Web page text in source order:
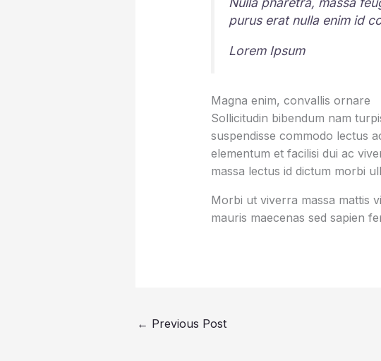
purus erat nulla enim id
Lorem Ipsum
Magna enim, convallis ornare
Sollicitudin bibendum nam
suspendisse commodo lectus
elementum et facilisi dui ac
massa lectus id dictum morbi
Morbi ut viverra massa mattis
mauris maecenas sed sapien
← Previous Post